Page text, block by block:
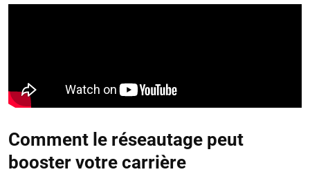
Comment le réseautage peut
booster votre carrière